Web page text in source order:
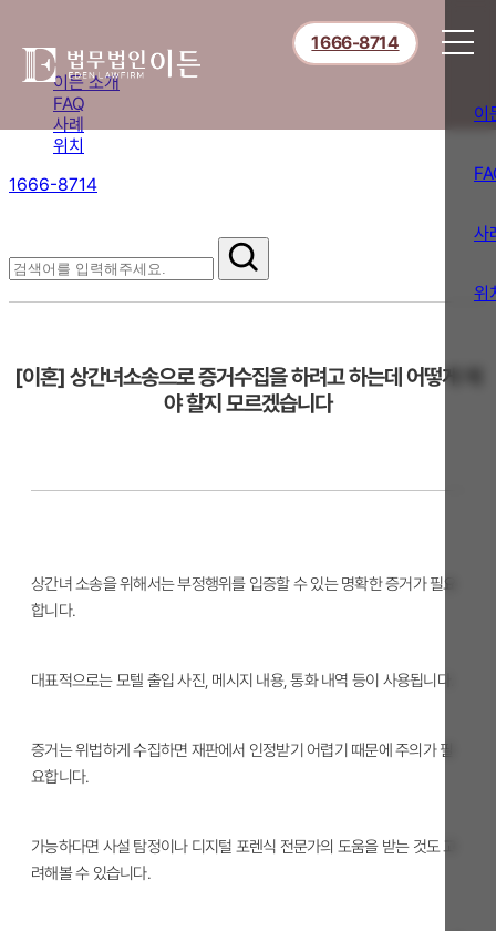
이든 소개
FAQ
사례
위치
1666-8714
1666-8714
이
사
위
[이혼] 상간녀소송으로 증거수집을 하려고 하는데 어떻게 해
야 할지 모르겠습니다
상간녀 소송을 위해서는 부정행위를 입증할 수 있는 명확한 증거가 필요
합니다.
대표적으로는 모텔 출입 사진, 메시지 내용, 통화 내역 등이 사용됩니다.
증거는 위법하게 수집하면 재판에서 인정받기 어렵기 때문에 주의가 필
요합니다.
가능하다면 사설 탐정이나 디지털 포렌식 전문가의 도움을 받는 것도 고
려해볼 수 있습니다.